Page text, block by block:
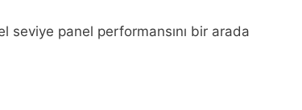
seviye panel performansını bir arada